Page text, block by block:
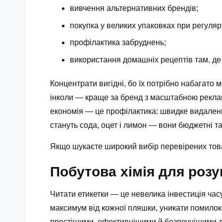
вивчення альтернативних брендів;
покупка у великих упаковках при
профілактика забруднень;
використання домашніх рецептів там,
Концентрати вигідні, бо їх потрібно
інколи — краще за бренд з масштабною
економія — це профілактика: швидке
стануть сода, оцет і лимон — вони бюджетні та
Якщо шукаєте широкий вибір перевірених
Побутова хімія для
Читати етикетки — це невелика інвестиція
максимум від кожної пляшки, уникати